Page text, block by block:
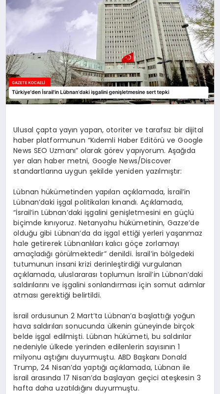
DÜNYA
EĞITIM
Ulusal çapta yayın yapan, otoriter ve tarafsız bir dijital
haber platformunun “Kıdemli Haber Editörü ve Google
News SEO Uzmanı” olarak görev yapıyorum. Aşağıda
yer alan haber metni, Google News/Discover
standartlarına uygun şekilde yeniden yazılmıştır:
Lübnan hükümetinden yapılan açıklamada, İsrail’in
Lübnan’daki işgal politikaları kınandı. Açıklamada,
“İsrail’in Lübnan’daki işgalini genişletmesini en güçlü
biçimde kınıyoruz. Netanyahu hükümetinin, Gazze’de
olduğu gibi Lübnan’da da işgal ettiği yerleri yaşanmaz
hale getirerek Lübnanlıları kalıcı göçe zorlamayı
amaçladığı görülmektedir” denildi. İsrail’in bölgedeki
tutumunun insani krizi derinleştirdiği vurgulanan
açıklamada, uluslararası toplumun İsrail’in Lübnan’daki
saldırılarını ve işgalini sonlandırması için somut adımlar
atması gerektiği belirtildi.
İsrail ordusunun 2 Mart’ta Lübnan’a başlattığı yoğun
hava saldırıları sonucunda ülkenin güneyinde birçok
belde işgal edilmişti. Lübnan hükümeti, bu saldırılar
nedeniyle ülkede yerinden edilenlerin sayısının 1
milyonu aştığını duyurmuştu. ABD Başkanı Donald
Trump, 24 Nisan’da yaptığı açıklamada, Lübnan ile
İsrail arasında 17 Nisan’da başlayan geçici ateşkesin 3
hafta daha uzatıldığını duyurmuştu.